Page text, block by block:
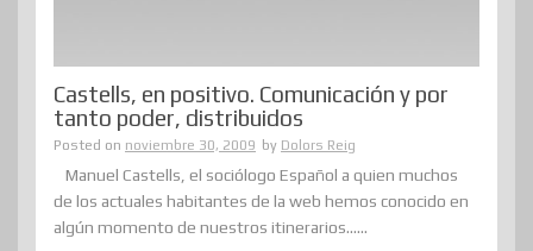
Castells, en positivo. Comunicación y por
tanto poder, distribuidos
Posted on noviembre 30, 2009 by Dolors Reig
Manuel Castells, el sociólogo Español a quien muchos
de los actuales habitantes de la web hemos conocido en
algún momento de nuestros itinerarios......